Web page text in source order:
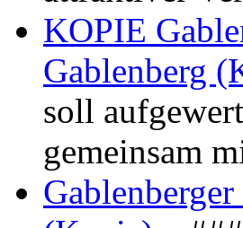
KOPIE
Gablenberg
soll
gemeinsam